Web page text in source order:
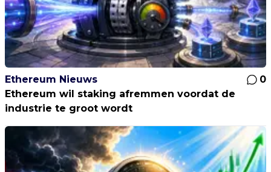
Ethereum Nieuws
0
Ethereum wil staking afremmen voordat de
industrie te groot wordt